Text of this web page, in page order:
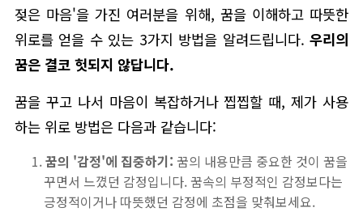
젖은 마음'을 가진 여러분을 위해, 꿈을 이해하고 따뜻한
위로를 얻을 수 있는 3가지 방법을 알려드립니다. 우리의
꿈은 결코 헛되지 않답니다.
꿈을 꾸고 나서 마음이 복잡하거나 찝찝할 때, 제가 사용
하는 위로 방법은 다음과 같습니다:
꿈의 '감정'에 집중하기: 꿈의 내용만큼 중요한 것이 꿈을
꾸면서 느꼈던 감정입니다. 꿈속의 부정적인 감정보다는
긍정적이거나 따뜻했던 감정에 초점을 맞춰보세요.